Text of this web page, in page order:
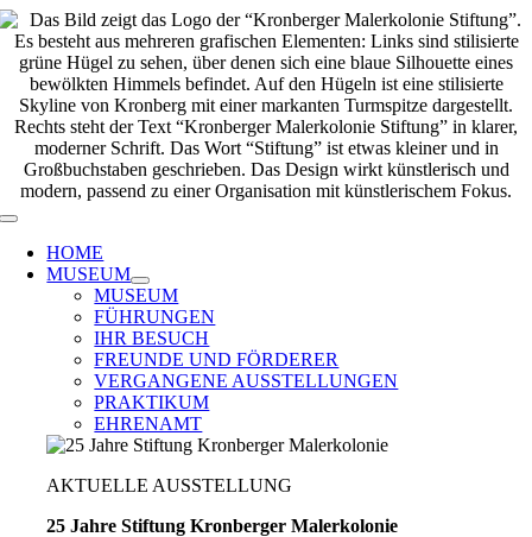
Zum
Inhalt
springen
Toggle
Navigation
HOME
MUSEUM
MUSEUM
FÜHRUNGEN
IHR BESUCH
FREUNDE UND FÖRDERER
VERGANGENE AUSSTELLUNGEN
PRAKTIKUM
EHRENAMT
AKTUELLE AUSSTELLUNG
25 Jahre Stiftung Kronberger Malerkolonie